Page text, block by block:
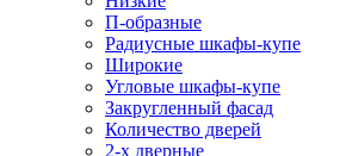
П-образные
Радиусные шкафы-купе
Широкие
Угловые шкафы-купе
Закругленный фасад
Количество дверей
2-х дверные